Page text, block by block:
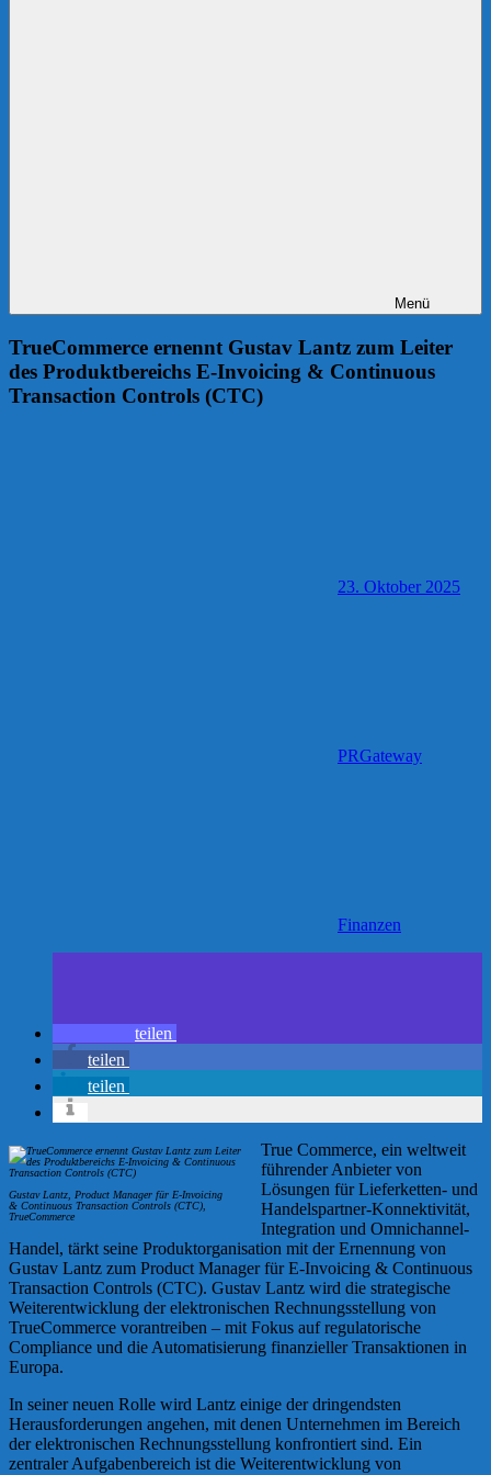
Menü
TrueCommerce ernennt Gustav Lantz zum Leiter
des Produktbereichs E-Invoicing & Continuous
Transaction Controls (CTC)
23. Oktober 2025
PRGateway
Finanzen
teilen
teilen
teilen
Gustav Lantz, Product Manager für E-Invoicing
& Continuous Transaction Controls (CTC),
TrueCommerce
True Commerce, ein weltweit
führender Anbieter von
Lösungen für Lieferketten- und
Handelspartner-Konnektivität,
Integration und Omnichannel-
Handel, tärkt seine Produktorganisation mit der Ernennung von
Gustav Lantz zum Product Manager für E-Invoicing & Continuous
Transaction Controls (CTC). Gustav Lantz wird die strategische
Weiterentwicklung der elektronischen Rechnungsstellung von
TrueCommerce vorantreiben – mit Fokus auf regulatorische
Compliance und die Automatisierung finanzieller Transaktionen in
Europa.
In seiner neuen Rolle wird Lantz einige der dringendsten
Herausforderungen angehen, mit denen Unternehmen im Bereich
der elektronischen Rechnungsstellung konfrontiert sind. Ein
zentraler Aufgabenbereich ist die Weiterentwicklung von